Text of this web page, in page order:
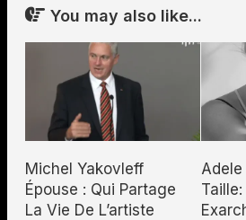
You may also like...
Michel Yakovleff
Épouse : Qui Partage
La Vie De L’artiste
Taille: